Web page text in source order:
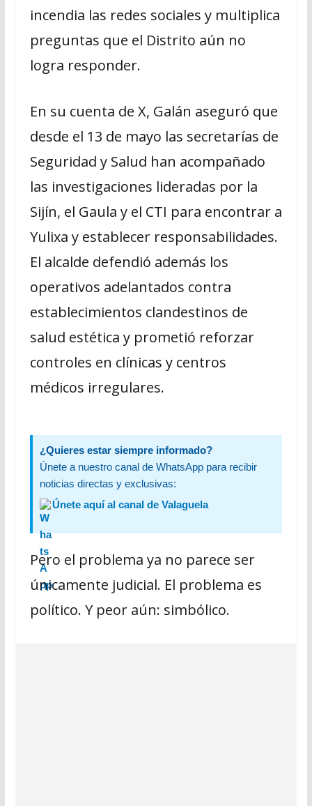
incendia las redes sociales y multiplica
preguntas que el Distrito aún no
logra responder.
En su cuenta de X, Galán aseguró que
desde el 13 de mayo las secretarías de
Seguridad y Salud han acompañado
las investigaciones lideradas por la
Sijín, el Gaula y el CTI para encontrar a
Yulixa y establecer responsabilidades.
El alcalde defendió además los
operativos adelantados contra
establecimientos clandestinos de
salud estética y prometió reforzar
controles en clínicas y centros
médicos irregulares.
¿Quieres estar siempre informado?
Únete a nuestro canal de WhatsApp para recibir
noticias directas y exclusivas:
Únete aquí al canal de Valaguela
Pero el problema ya no parece ser
únicamente judicial. El problema es
político. Y peor aún: simbólico.